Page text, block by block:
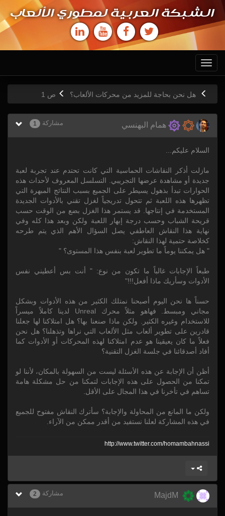
الشبكة العربية لمطوري الألعاب
Toggle
navigation
هل نحن بحاجة للمزيد من محركات الألعاب؟ ص
همام البهنسي مشاركة 1
السلام عليكم...
مازلت أذكر النقاشات الحماسية التي كانت تحتدم عند تجربة لعبة
جديدة أو مشاهدة عرضها التجريبي. التسلسل المعروف لأحداث هذه
الحوارات تبدأ بذهول يسيطر على الجميع بسبب النتائج المبهرة التي
تظهرها هذه اللعبة ثم تتحول تدريجياً لغزل تقني بالأدوات الجديدة
المستخدمة في إنتاجها. قد يستمر هذا الغزل بضع من الوقت حسب
قريحة الشباب وحسب درجة إبهار اللعبة ولكن وبعد هذا كله وفي
نهاية هذا النقاش العاطفي يصل السؤال الأهم الذي يتم طرحه
كخلاصة حتمية لهذا النقاش:
" هل يمكننا يوماً ما تطوير لعبة بنفس هذا المستوى؟ "
طبعاً الإجابات غالباً ما تكون من نوع: " أنت بس أعطيني نفس
الأدوات وسأريك ماذا أفعل!!!"
حسناً ها نحن اليوم أصبحنا نمتلك الكثير من هذه الأدوات وبشكل
مجاني ومبسط. فهاهو مثلاً محرك Unreal لدينا كاملاً ميسراً
للاستخدام وغيره الكثير. ولكن ماذا صنعنا بها؟ هل امتلاكنا لها جعلنا
قادرين على تطوير ألعاب مثل الألعاب التي نراها وتذهلنا؟ هل نحن
فعلاً ما كان يعيقينا هو عدم امتلاكنا لهذه المحركات أو الأدوات كما
أفاد أصدقائنا في جلسة الغزل التقنية؟
أظن أن الإجابة عن هذه الأسئلة ليست من السهولة بالمكان، لأننا لو
تمكنا من الحصول على هذه الإجابات لتمكنا من حل مشكلة هامة
تساهم في تأخرنا في هذا المجال على الأقل.
ولكن ما المانع من المحاولة والإجابة؟ سأترك النقاش مفتوح للجميع
في هذه المشاركة لعلنا نستفيد من أقدر ممكن من الآراء.
http://www.twitter.com/homambahnassi
MajdM مشاركة 2